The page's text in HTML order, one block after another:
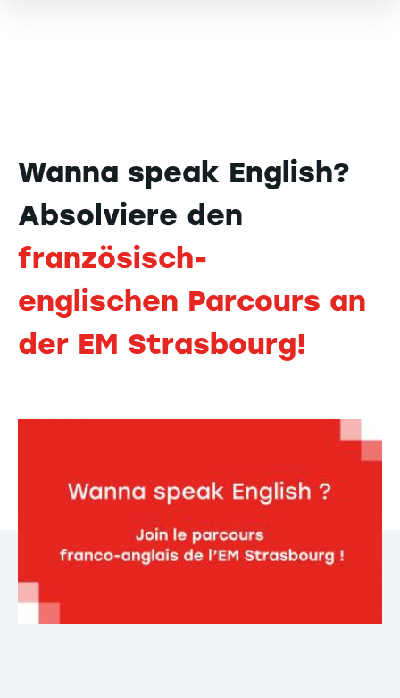
Wanna speak English?
Absolviere den
französisch-
englischen Parcours an
der EM Strasbourg!